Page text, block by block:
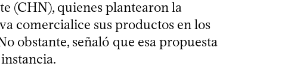
(CHN), quienes plantearon la
comercialice sus productos en los
obstante, señaló que esa propuesta